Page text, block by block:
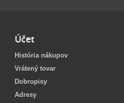
Účet
História nákupov
Vrátený tovar
Dobropisy
Adresy